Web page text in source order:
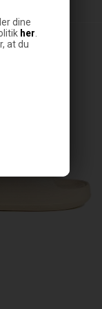
dine
her
at du